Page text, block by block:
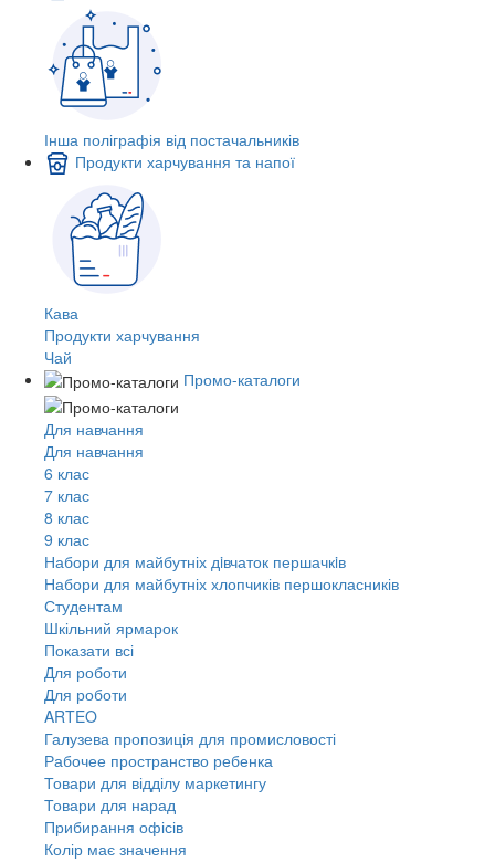
Інша поліграфія від постачальників
Продукти харчування та напої
Кава
Продукти харчування
Чай
Промо-каталоги
Для навчання
Для навчання
6 клас
7 клас
8 клас
9 клас
Набори для майбутніх дiвчаток першачкiв
Набори для майбутніх хлопчиків першокласників
Студентам
Шкільний ярмарок
Показати всі
Для роботи
Для роботи
ARTEO
Галузева пропозиція для промисловості
Рабочее пространство ребенка
Товари для відділу маркетингу
Товари для нарад
Прибирання офісів
Колір має значення